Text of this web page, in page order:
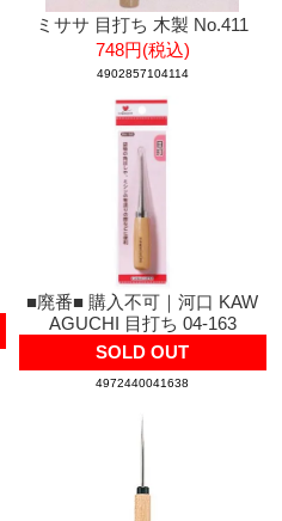
ミササ 目打ち 木製 No.411
748円(税込)
4902857104114
■廃番■ 購入不可｜河口 KAW
AGUCHI 目打ち 04-163
SOLD OUT
4972440041638